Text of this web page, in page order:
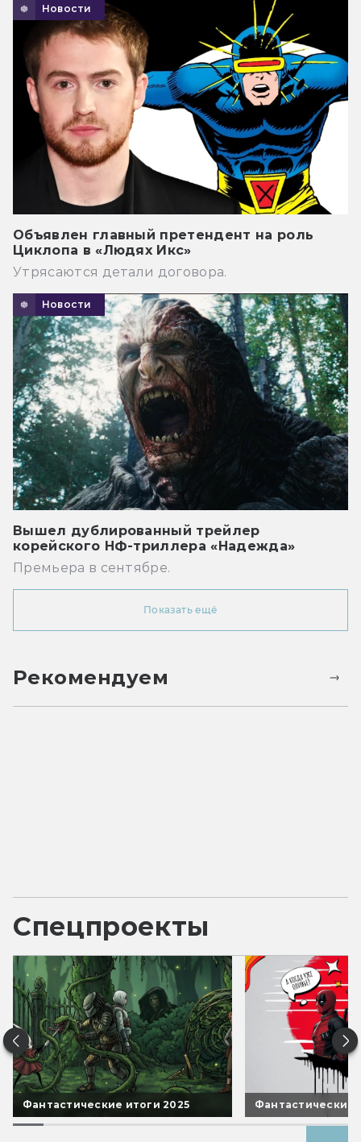
Новости
Объявлен главный претендент на роль
Циклопа в «Людях Икс»
Утрясаются детали договора.
Новости
Вышел дублированный трейлер
корейского НФ-триллера «Надежда»
Премьера в сентябре.
Показать ещё
Рекомендуем
Спецпроекты
Фантастические итоги 2025 Фантастические